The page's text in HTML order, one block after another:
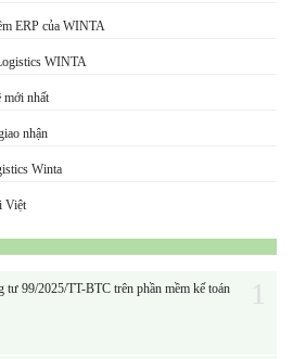
ERP của WINTA
WINTA
mới nhất
nhận
Winta
Việt
tư 99/2025/TT-BTC trên phần mềm kế toán
1